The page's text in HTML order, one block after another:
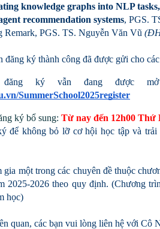
knowledge graphs into NLP tasks,
recommendation systems, PGS.
Remark, PGS. TS. Nguyễn Văn Vũ
đăng ký thành công đã được gửi cho
ký vẫn đang được
SummerSchool2025register
ký bổ sung: Từ nay đến 12h00 Thứ
để không bỏ lỡ cơ hội học tập và
gia một trong các chuyên đề thuộc
2025-2026 theo quy định. (Chương
học)
quan, các bạn vui lòng liên hệ với